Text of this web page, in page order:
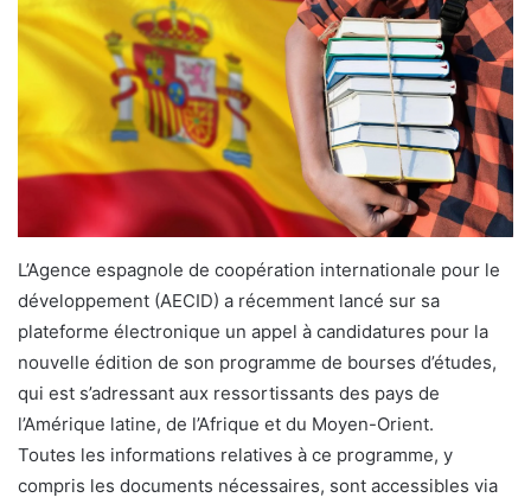
L’Agence espagnole de coopération internationale pour le
développement (AECID) a récemment lancé sur sa
plateforme électronique un appel à candidatures pour la
nouvelle édition de son programme de bourses d’études,
qui est s’adressant aux ressortissants des pays de
l’Amérique latine, de l’Afrique et du Moyen-Orient.
Toutes les informations relatives à ce programme, y
compris les documents nécessaires, sont accessibles via